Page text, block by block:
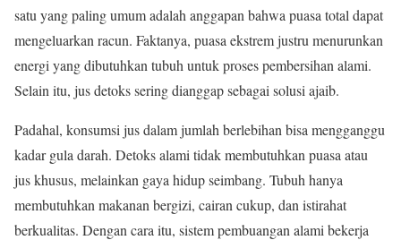
satu yang paling umum adalah anggapan bahwa puasa total dapat
mengeluarkan racun. Faktanya, puasa ekstrem justru menurunkan
energi yang dibutuhkan tubuh untuk proses pembersihan alami.
Selain itu, jus detoks sering dianggap sebagai solusi ajaib.
Padahal, konsumsi jus dalam jumlah berlebihan bisa mengganggu
kadar gula darah. Detoks alami tidak membutuhkan puasa atau
jus khusus, melainkan gaya hidup seimbang. Tubuh hanya
membutuhkan makanan bergizi, cairan cukup, dan istirahat
berkualitas. Dengan cara itu, sistem pembuangan alami bekerja